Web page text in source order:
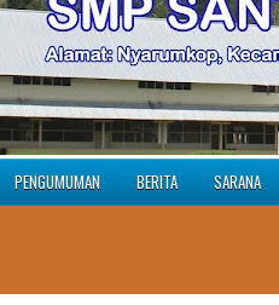
PENGUMUMAN BERITA SARANA